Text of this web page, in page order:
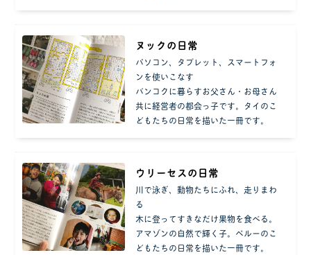
ヌックの日常
パソコン、タブレット、スマートフォ
ンを使いこなす
バンコクに暮らすお父さん・お母さん
共に経営者の都会っ子です。タイのこ
どもたちの日常を描いた一冊です。
ウリーセスの日常
川で泳ぎ、動物たちにふれ、走りまわ
る
木に登ってすきなだけ果物を食べる。
アマゾンの自然で輝く子。ペルーのこ
どもたちの日常を描いた一冊です。